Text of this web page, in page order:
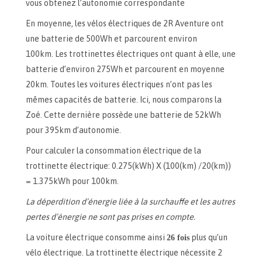
vous obtenez l’autonomie correspondante
En moyenne, les vélos électriques de 2R Aventure ont
une batterie de 500Wh et parcourent environ
100km. Les trottinettes électriques ont quant à elle, une
batterie d’environ 275Wh et parcourent en moyenne
20km. Toutes les voitures électriques n’ont pas les
mêmes capacités de batterie. Ici, nous comparons la
Zoé. Cette dernière possède une batterie de 52kWh
pour 395km d’autonomie.
Pour calculer la consommation électrique de la
trottinette électrique: 0.275(kWh) X (100(km) /20(km))
= 1.375kWh pour 100km.
La déperdition d’énergie liée à la surchauffe et les autres
pertes d’énergie ne sont pas prises en compte.
La voiture électrique consomme ainsi 26 foisplus qu’un
vélo électrique. La trottinette électrique nécessite 2